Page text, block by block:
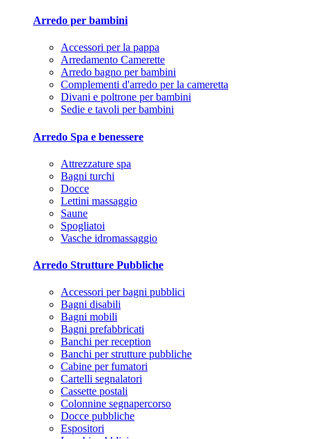
Arredo per bambini
Accessori per la pappa
Arredamento Camerette
Arredo bagno per bambini
Complementi d'arredo per la cameretta
Divani e poltrone per bambini
Sedie e tavoli per bambini
Arredo Spa e benessere
Attrezzature spa
Bagni turchi
Docce
Lettini massaggio
Saune
Spogliatoi
Vasche idromassaggio
Arredo Strutture Pubbliche
Accessori per bagni pubblici
Bagni disabili
Bagni mobili
Bagni prefabbricati
Banchi per reception
Banchi per strutture pubbliche
Cabine per fumatori
Cartelli segnalatori
Cassette postali
Colonnine segnapercorso
Docce pubbliche
Espositori